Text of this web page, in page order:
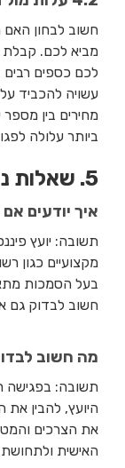
חשוב לבחון
מביא לכם. קבלת
לכם כספים רבים
עשויה להכביד
מחירים בין
ביותר עלולה
5. שאלות נפוצות בבחירת יועץ פיננסי
איך יודעים
תשובה: יועץ
מקצועיים כגון
בעל הסמכות
חשוב לבדוק גם
מה חשוב
תשובה: בפגישה
היועץ, להבין את
את הצרכים
האישית